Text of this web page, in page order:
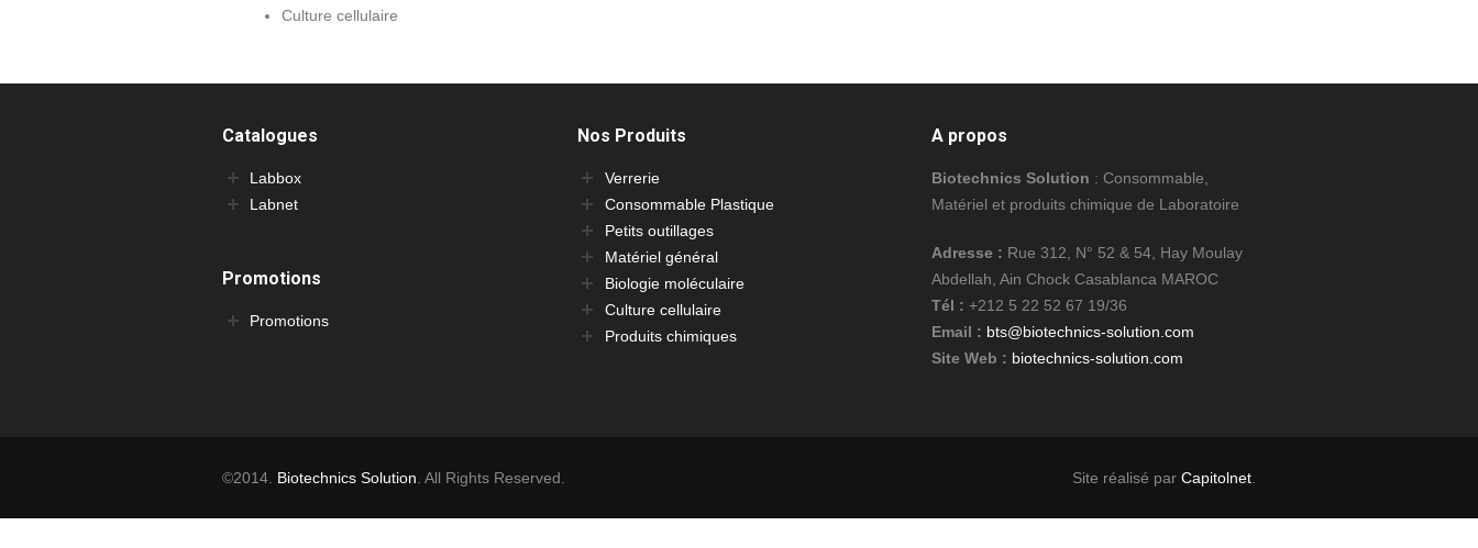
Culture cellulaire
Catalogues
Labbox
Labnet
Promotions
Promotions
Nos Produits
Verrerie
Consommable Plastique
Petits outillages
Matériel général
Biologie moléculaire
Culture cellulaire
Produits chimiques
A propos
Biotechnics Solution : Consommable,
Matériel et produits chimique de Laboratoire
Adresse : Rue 312, N° 52 & 54, Hay Moulay
Abdellah, Ain Chock Casablanca MAROC
Tél : +212 5 22 52 67 19/36
Email : bts@biotechnics-solution.com
Site Web : biotechnics-solution.com
©2014. Biotechnics Solution . All Rights Reserved. Site réalisé par Capitolnet